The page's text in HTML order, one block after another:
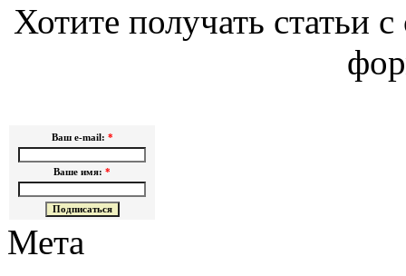
Хотите получать статьи
Ваш e-mail: *
Ваше имя: *
Мета